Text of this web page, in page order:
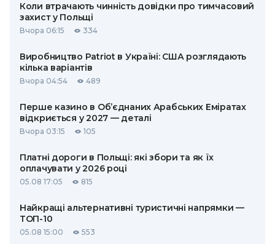
Коли втрачають чинність довідки про тимчасовий
захист у Польщі
Вчора 06:15 334
Виробництво Patriot в Україні: США розглядають
кілька варіантів
Вчора 04:54 489
Перше казино в Об’єднаних Арабських Еміратах
відкриється у 2027 — деталі
Вчора 03:15 105
Платні дороги в Польщі: які збори та як їх
оплачувати у 2026 році
05.08 17:05 815
Найкращі альтернативні туристичні напрямки —
ТОП-10
05.08 15:00 553